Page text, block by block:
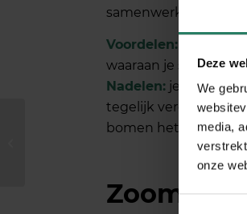
Deze
We
media,
onze
samenwerktool
Voordelen:
waaraan je samen
Nadelen: je ziet niet
tegelijk vergaderen).
bomen het bos niet
Zoom.us
Maak kennis met